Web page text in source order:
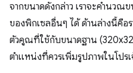
จากขนาดดังกล่าว เราจะคำนว
ของพิกเซลอื่นๆ ได้ ด้านล่างนี้คือ
ตัวคูณที่ใช้กับขนาดฐาน
ตำแหน่งที่ควรเพิ่มรูปภาพในโป